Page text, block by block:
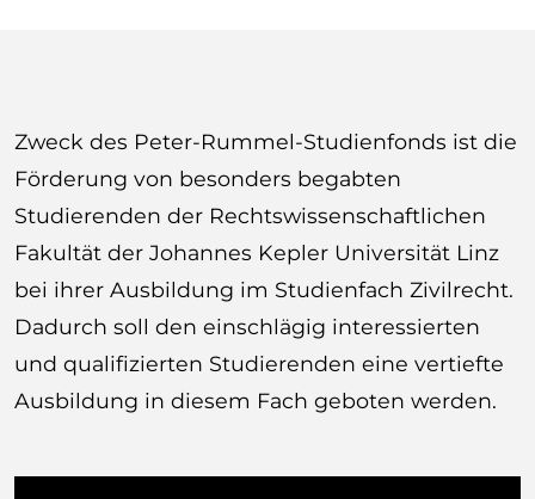
Zweck des Peter-Rummel-Studienfonds ist die
Förderung von besonders begabten
Studierenden der Rechtswissenschaftlichen
Fakultät der Johannes Kepler Universität Linz
bei ihrer Ausbildung im Studienfach Zivilrecht.
Dadurch soll den einschlägig interessierten
und qualifizierten Studierenden eine vertiefte
Ausbildung in diesem Fach geboten werden.